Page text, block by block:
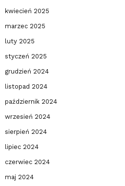
kwiecień 2025
marzec 2025
luty 2025
styczeń 2025
grudzień 2024
listopad 2024
październik 2024
wrzesień 2024
sierpień 2024
lipiec 2024
czerwiec 2024
maj 2024